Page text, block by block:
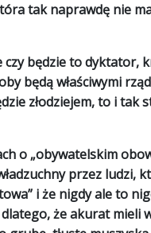
tak naprawdę nie
będzie to dyktator,
będą właściwymi
złodziejem, to i tak
o „obywatelskim
przez ludzi,
i że nigdy ale to
że akurat mieli